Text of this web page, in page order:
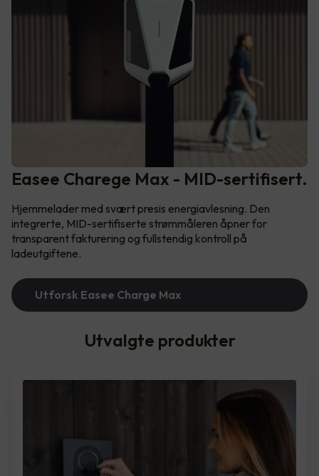
Easee Charege Max - MID-sertifisert.
Hjemmelader med svært presis energiavlesning. Den
integrerte, MID-sertifiserte strømmåleren åpner for
transparent fakturering og fullstendig kontroll på
ladeutgiftene.
Utforsk Easee Charge Max
Utvalgte produkter